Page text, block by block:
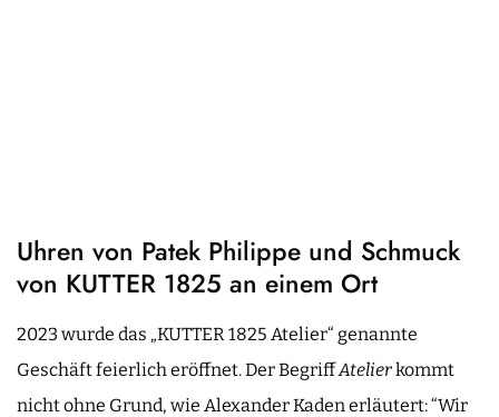
Uhren von Patek Philippe und Schmuck
von KUTTER 1825 an einem Ort
2023 wurde das „KUTTER 1825 Atelier“ genannte
Geschäft feierlich eröffnet. Der BegriffAtelierkommt
nicht ohne Grund, wie Alexander Kaden erläutert: “Wir